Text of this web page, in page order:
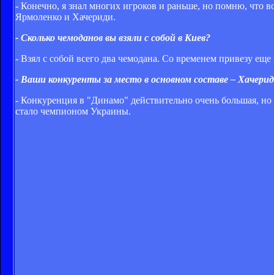
- Конечно, я знал многих игроков и раньше, но помню, что
Ярмоленко и Хачериди.
- Сколько чемоданов вы взяли с собой в Киев?
- Взял с собой всего два чемодана. Со временем привезу
- Ваши конкуренты за место в основном составе –
- Конкуренция в "Динамо" действительно очень большая,
стало чемпионом Украины.